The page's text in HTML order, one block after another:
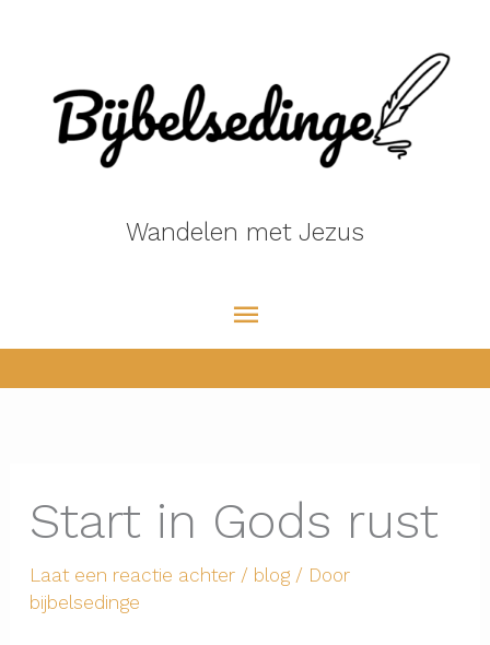
inhoud
Wandelen met Jezus
Hoofdmenu
Start in Gods rust
Laat een reactie achter / blog/ Door
bijbelsedinge